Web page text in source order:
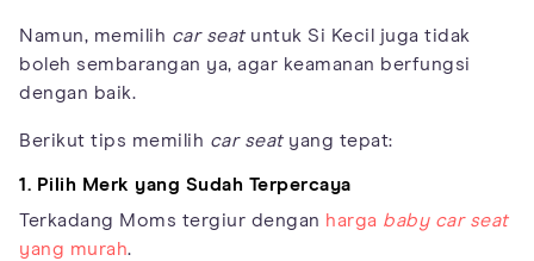
Namun, memilih car seatuntuk Si Kecil juga tidak
boleh sembarangan ya, agar keamanan berfungsi
dengan baik.
Berikut tips memilih car seatyang tepat:
1. Pilih Merk yang Sudah Terpercaya
Terkadang Moms tergiur dengan harga baby car seat
yang murah.